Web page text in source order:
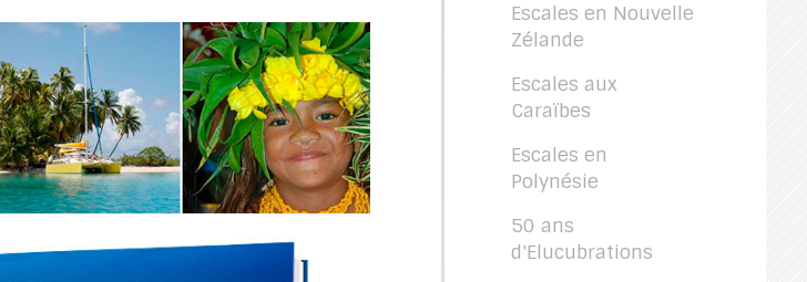
Escales en Nouvelle
Zélande
Escales aux
Caraïbes
Escales en
Polynésie
50 ans
d'Elucubrations